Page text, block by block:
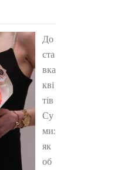
До
ста
вка
кві
тів
Су
ми:
як
об